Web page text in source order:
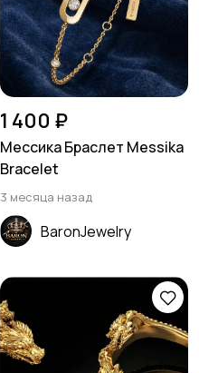
1 400 ₽
Мессика Браслет Messika
Bracelet
3 месяца назад
BaronJewelry